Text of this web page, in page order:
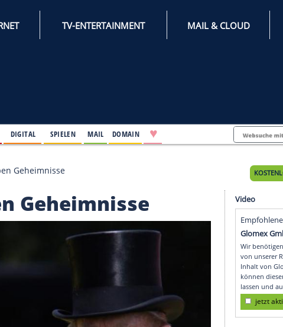
INTERNET TV-ENTERTAINMENT
Seine sieben Geheimnisse
Geheimnisse